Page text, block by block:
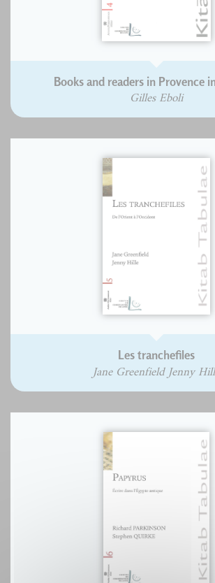
Books and readers in Provence
Gilles Eboli
Les tranchefiles
Jane Greenfield Jenny